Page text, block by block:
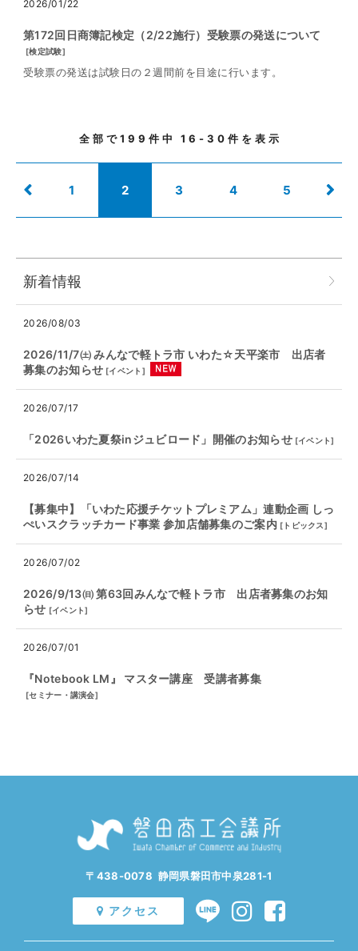
2026/01/22
第172回日商簿記検定（2/22施行）受験票の発送について
[検定試験]
受験票の発送は試験日の２週間前を目途に行います。
全部で199 件中16-30 件を表示
1 2 3 4 5
新着情報
2026/08/03
2026/11/7㈯ みんなで軽トラ市 いわた☆天平楽市 出店者
募集のお知らせ [イベント ]
2026/07/17
「2026いわた夏祭inジュビロード」開催のお知らせ [イベント]
2026/07/14
【募集中】「いわた応援チケットプレミアム」連動企画 しっ
ぺいスクラッチカード事業 参加店舗募集のご案内 [ トピックス]
2026/07/02
2026/9/13㈰ 第63回みんなで軽トラ市 出店者募集のお知
らせ [イベント]
2026/07/01
『Notebook LM』 マスター講座 受講者募集
[セミナー・講演会]
〒438-0078 静岡県磐田市中泉281-1
アクセス